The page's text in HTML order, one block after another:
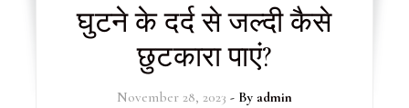
घुटने के दर्द से जल्दी कैसे
छुटकारा पाएं?
November 28, 2023 - By admin